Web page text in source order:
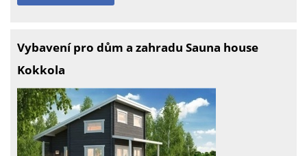
Vybavení pro dům a zahradu Sauna house
Kokkola